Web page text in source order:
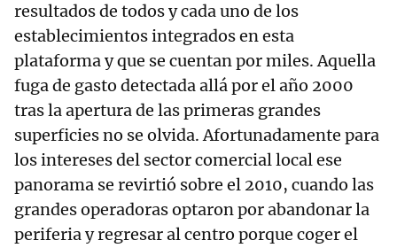
resultados de todos y cada uno de los
establecimientos integrados en esta
plataforma y que se cuentan por miles. Aquella
fuga de gasto detectada allá por el año 2000
tras la apertura de las primeras grandes
superficies no se olvida. Afortunadamente para
los intereses del sector comercial local ese
panorama se revirtió sobre el 2010, cuando las
grandes operadoras optaron por abandonar la
periferia y regresar al centro porque coger el